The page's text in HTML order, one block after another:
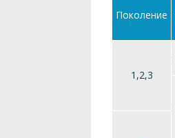
Поколение
1,2,3